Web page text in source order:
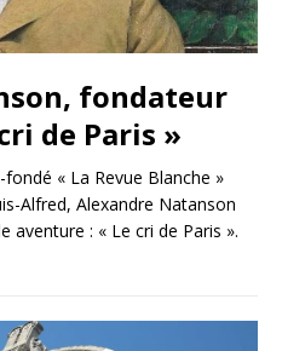
fondateur
de Paris »
« La Revue Blanche »
Alfred, Alexandre Natanson
aventure : « Le cri de Paris ».